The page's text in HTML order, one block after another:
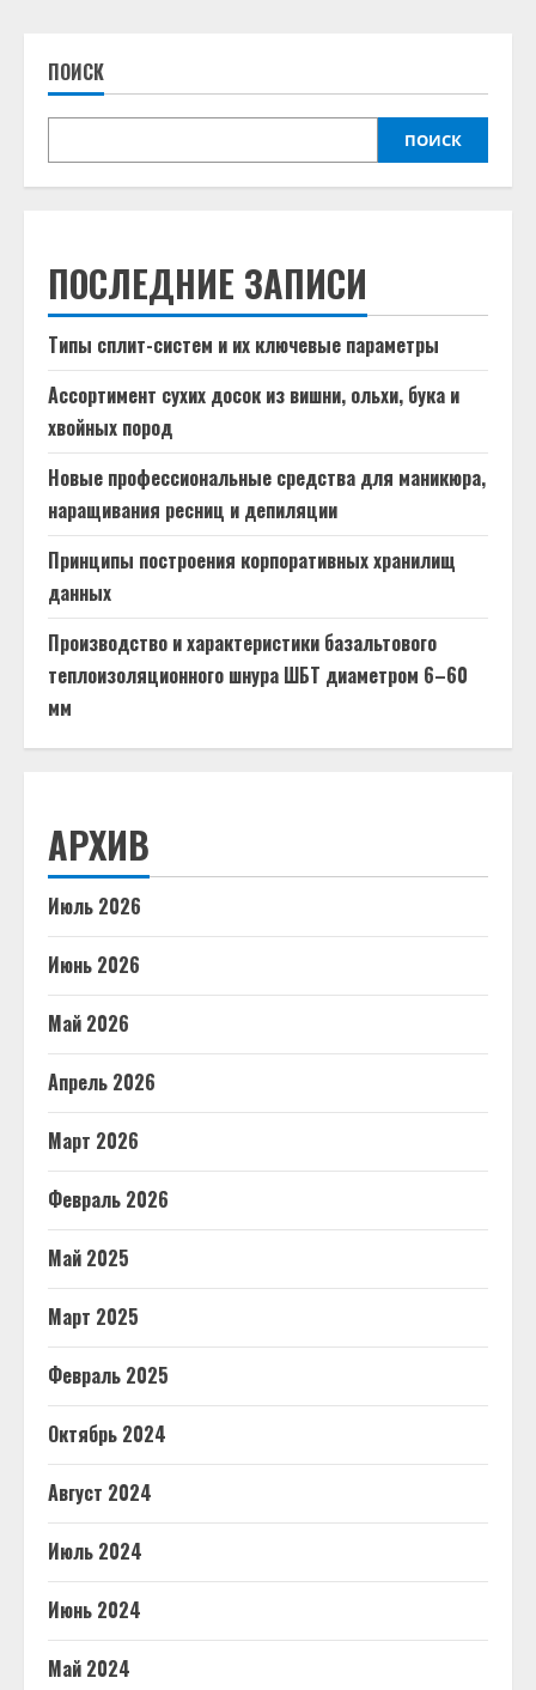
ПОИСК
ПОИСК
ПОСЛЕДНИЕ ЗАПИСИ
Типы сплит-систем и их ключевые параметры
Ассортимент сухих досок из вишни, ольхи, бука и
хвойных пород
Новые профессиональные средства для маникюра,
наращивания ресниц и депиляции
Принципы построения корпоративных хранилищ
данных
Производство и характеристики базальтового
теплоизоляционного шнура ШБТ диаметром 6–60
мм
АРХИВ
Июль 2026
Июнь 2026
Май 2026
Апрель 2026
Март 2026
Февраль 2026
Май 2025
Март 2025
Февраль 2025
Октябрь 2024
Август 2024
Июль 2024
Июнь 2024
Май 2024